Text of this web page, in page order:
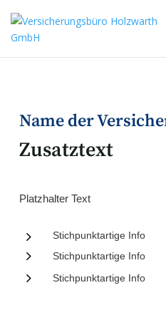
Name der
Zusatztext
Platzhalter Text
5 Stichpunktartige Info
5 Stichpunktartige Info
5 Stichpunktartige Info